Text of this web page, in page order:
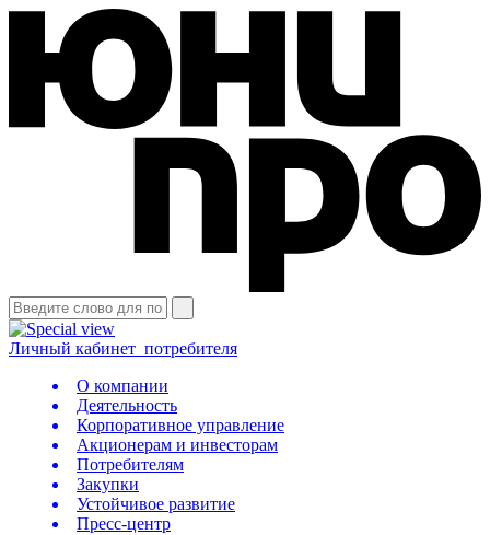
Личный кабинет потребителя
О компании
Деятельность
Корпоративное управление
Акционерам и инвесторам
Потребителям
Закупки
Устойчивое развитие
Пресс-центр